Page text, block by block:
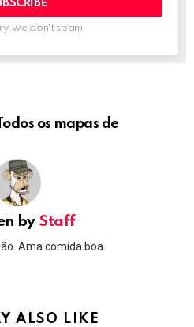
we don't spam
os mapas de
by Staff
Ama comida boa.
ALSO LIKE